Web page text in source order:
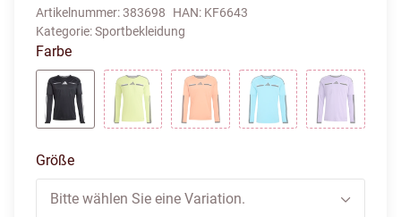
Artikelnummer:383698 HAN: KF6643
Kategorie:Sportbekleidung
Farbe
Größe
Bitte wählen Sie eine Variation.